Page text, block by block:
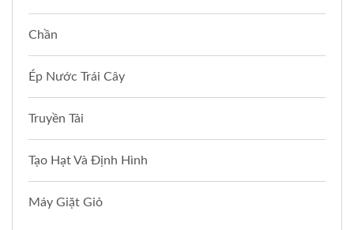
Chần
Ép Nước Trái Cây
Truyền Tải
Tạo Hạt Và Định Hình
Máy Giặt Giỏ